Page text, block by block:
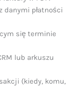
danymi płatności
się terminie
lub arkuszu
(kiedy, komu,